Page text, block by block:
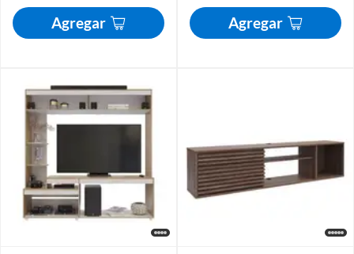
Agregar Agregar